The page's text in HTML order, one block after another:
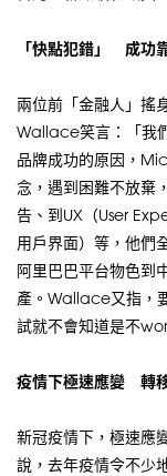
「快點犯錯」 成功
兩位前「金融人」搖
Wallace笑言：「我
品牌成功的原因，
念，遇到困難不放棄
告、到UX（User
用戶界面）等，他們
阿里巴巴平台物色到
產。Wallace又指，
試就不會知道是不
疫情下極速應變 轉
新冠疫情下，極速應
說，去年疫情令不少